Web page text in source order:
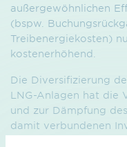
außergewöhnlichen
(bspw.
Treibenergiekosten)
kostenerhöhend.
Die Diversifizierung
LNG-Anlagen hat die
und zur Dämpfung
damit verbundenen